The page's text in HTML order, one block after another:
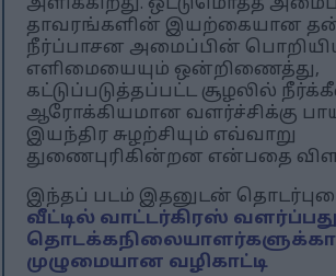
அளிக்கிறது. ஒட்டுமொத்த
தாவரங்களின் இயற்கையான
நீர்ப்பாசன அமைப்பின்
எளிமையையும் ஒன்றிணைத்து,
கட்டுப்படுத்தப்பட்ட சூழலில்
ஆரோக்கியமான வளர்ச்சிக்கு
இயந்திர சுழற்சியும் எவ்வாறு
துணைபுரிகின்றன என்பதை
இந்தப் படம் இதனுடன்
வீட்டில் வாட்டர்கிரஸ் வளர்ப்பது
முழுமையான வழிகாட்டி